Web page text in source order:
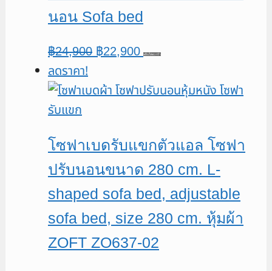
นอน Sofa bed
฿24,900 Original
was:
฿22,900Current
is:
หยิบใส่ตะกร้า
ลดราคา!
โซฟาเบดรับแขกตัวแอล โซฟา
ปรับนอนขนาด 280 cm. L-
shaped sofa bed, adjustable
sofa bed, size 280 cm. หุ้มผ้า
ZOFT ZO637-02